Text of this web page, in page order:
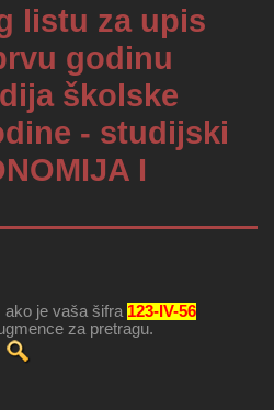
listu za upis
godinu
školske
- studijski
I
ako je vaša šifra 123-IV-56
za pretragu.